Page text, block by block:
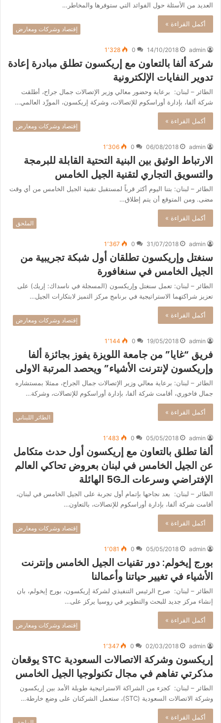
العديد من الأسئلة حول الفوائد التي ستوفرها والمخاطر…
أكمل القراءة »
إقتصاد وشركات ومعارض
admin
14/10/2018
0 1٬328
شركة ألفا بالتعاون مع إريكسون تطلق مبادرة إعادة
تدوير النفايات الإلكترونية
الطائر – لبنان: برعاية وحضور معالي وزير الإتصالات جمال جراح، أطلقت
شركة ألفا، بإدارة أوراسكوم للإتصالات، وشركة إريكسون، المورِّد العالمي…
أكمل القراءة »
إقتصاد وشركات ومعارض
admin
06/08/2018
0 1٬306
الارتباط الوثيق بين البنية التحتية القابلة للبرمجة
والتسويق التجاري لتقنية الجيل الخامس
الطائر – لبنان: بتنا اليوم أكثر قرباً لمستقبل تقنية الجيل الخامس من أي وقت
مضى. ومن المتوقع أن يتم إطلاق…
أكمل القراءة »
الملحق
admin
31/07/2018
0 1٬367
سنغتل وإريكسون تطلقان أول شبكة تجريبية من
الجيل الخامس في سنغافورة
الطائر – لبنان: تعمل سنغتل وإريكسون (المسجلة في ناسداك: إريك) على
تعزيز شراكتهما الاستراتيجية في برنامج مركز التميز لابتكارات الجيل…
أكمل القراءة »
إقتصاد وشركات ومعارض
admin
19/05/2018
0 1٬144
فريق “غايا” من جامعة اللويزة يفوز بجائزة ألفا
وإريكسون لإنترنت الأشياء” ويحصد المرتبة الاولى
الطائر – لبنان: برعاية معالي وزير الإتصالات جمال الجراح، ممثلا بمستشاره
جمال فاخوري، أقامت شركة ألفا، بإدارة أوراسكوم للإتصالات، وشركة…
أكمل القراءة »
الطائر اللبناني
admin
05/05/2018
0 1٬483
ألفا تطلق بالتعاون مع إريكسون أول حدث متكامل
عن الجيل الخامس في لبنان بعروض تحاكي العالم
الإفتراضي وسرعات الـ5G الهائلة
الطائر – لبنان: بعد نجاحها بإتمام أول تجربة على الجيل الخامس في لبنان،
أقامت شركة ألفا، بإدارة أوراسكوم للإتصالات، بالتعاون…
أكمل القراءة »
إقتصاد وشركات ومعارض
admin
05/05/2018
0 1٬081
بورج إيخولم: دور تقنيات الجيل الخامس وإنترنت
الأشياء في تغيير حياتنا وأعمالنا
الطائر – لبنان: صرح الرئيس التنفيذي لشركة إريكسون، بورج إيخولم، بان
إنشاء مركز جديد للبحث والتطوير في روسيا يركز على…
أكمل القراءة »
إقتصاد وشركات ومعارض
admin
02/03/2018
0 1٬347
إريكسون وشركة الاتصالات السعودية STC يوقعان
مذكرتي تفاهم في مجال تكنولوجيا الجيل الخامس
الطائر – لبنان: كجزء من الشراكة الاستراتيجية طويلة الأمد بين إريكسون
وشركة الاتصالات السعودية (STC)، ستعمل الشركتان على وضع خارطة…
أكمل القراءة »